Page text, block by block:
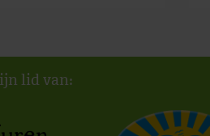
lid van: